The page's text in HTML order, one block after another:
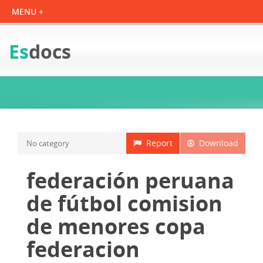
Esdocs
Download
Report
No category
federación peruana
de fútbol comision
de menores copa
federacion